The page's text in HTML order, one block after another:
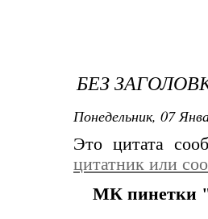
БЕЗ
Понедельник, 07
Это цитата
цитатник или
МК пинетки